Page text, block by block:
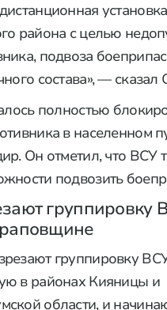
района с целью
подвоза
состава», — сказал
полностью
в населенном
Он отметил, что ВСУ
подвозить
группировку
группировку
в районах Кияницы и
области, и